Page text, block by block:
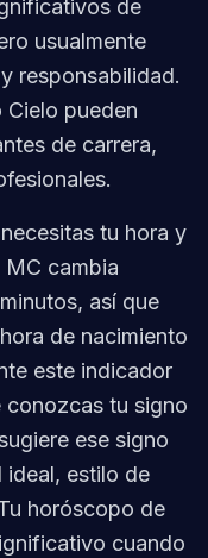
de
usualmente
responsabilidad.
pueden
de carrera,
tu hora y
MC cambia
así que
de nacimiento
este indicador
conozcas tu signo
ese signo
estilo de
horóscopo de
cuando